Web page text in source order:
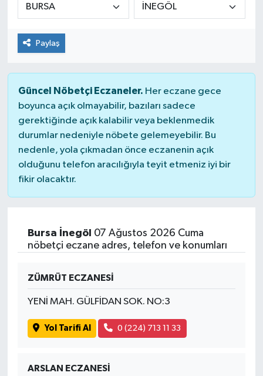
Paylaş
Güncel Nöbetçi Eczaneler. Her eczane gece
boyunca açık olmayabilir, bazıları sadece
gerektiğinde açık kalabilir veya beklenmedik
durumlar nedeniyle nöbete gelemeyebilir. Bu
nedenle, yola çıkmadan önce eczanenin açık
olduğunu telefon aracılığıyla teyit etmeniz iyi bir
fikir olacaktır.
Bursa İnegöl 07 Ağustos 2026 Cuma
nöbetçi eczane adres, telefon ve konumları
ZÜMRÜT ECZANESİ
YENİ MAH. GÜLFİDAN SOK. NO:3
Yol Tarifi Al 0 (224) 713 11 33
ARSLAN ECZANESİ